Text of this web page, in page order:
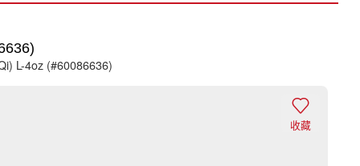
L-4oz (#60086636)

收藏